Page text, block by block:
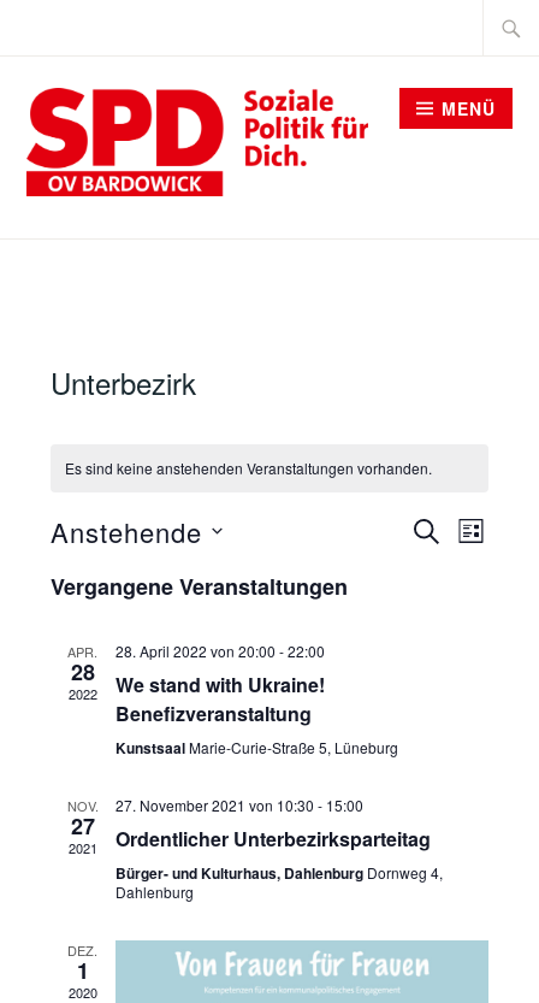
springen
Suche
MENÜ
Unterbezirk
Es sind keine anstehenden Veranstaltungen vorhanden.
SUCHELISTE
Anstehende
wählen.
Vergangene Veranstaltungen
APR.
28
2022
28. April 2022 von 20:00 -22:00
We stand with Ukraine!
Benefizveranstaltung
KunstsaalMarie-Curie-Straße 5, Lüneburg
NOV.
27
2021
27. November 2021 von 10:30 - 15:00
Ordentlicher Unterbezirksparteitag
Bürger- und Kulturhaus, Dahlenburg Dornweg 4,
Dahlenburg
DEZ.
1
2020